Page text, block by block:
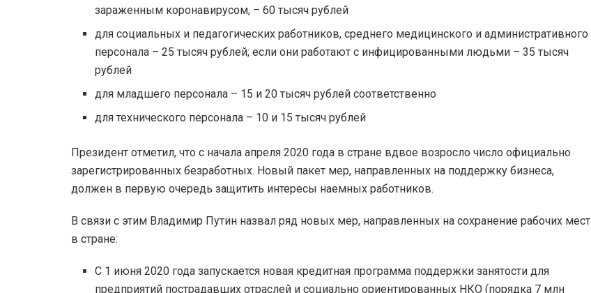
зараженным коронавирусом, – 60 тысяч рублей
для социальных и педагогических работников, среднего медицинского и административного
персонала – 25 тысяч рублей; если они работают с инфицированными людьми – 35 тысяч
рублей
для младшего персонала – 15 и 20 тысяч рублей соответственно
для технического персонала – 10 и 15 тысяч рублей
Президент отметил, что с начала апреля 2020 года в стране вдвое возросло число официально
зарегистрированных безработных. Новый пакет мер, направленных на поддержку бизнеса,
должен в первую очередь защитить интересы наемных работников.
В связи с этим Владимир Путин назвал ряд новых мер, направленных на сохранение рабочих мест
в стране:
С 1 июня 2020 года запускается новая кредитная программа поддержки занятости для
предприятий пострадавших отраслей и социально ориентированных НКО (порядка 7 млн